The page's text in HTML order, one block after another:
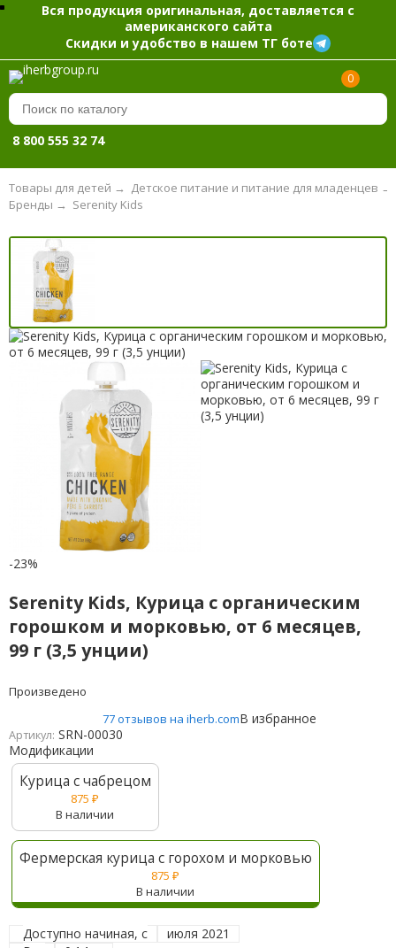
Вся продукция оригинальная, доставляется с
американского сайта
Скидки и удобство в нашем ТГ боте
0
8 800 555 32 74
Товары для детей → Детское питание и питание для младенцев →
Serenity Kids
Бренды →
-23%
Serenity Kids, Курица с органическим
горошком и морковью, от 6 месяцев,
99 г (3,5 унции)
Произведено
77 отзывов на iherb.comВ избранное
Артикул: SRN-00030
Модификации
Курица с чабрецом
875₽
В наличии
Фермерская курица с горохом и морковью
875₽
В наличии
Доступно начиная, с
июля 2021